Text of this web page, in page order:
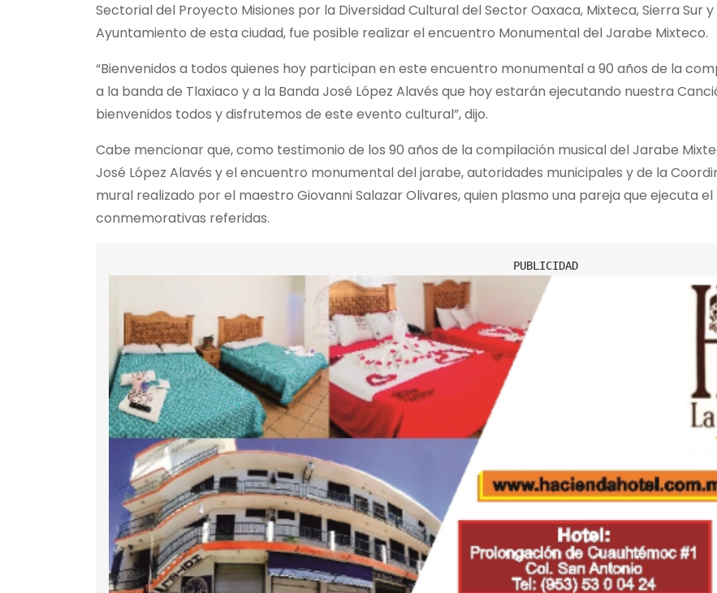
Sectorial del Proyecto Misiones por la Diversidad Cultural del Sector Oaxaca, Mixteca, Sierra Sur
Ayuntamiento de esta ciudad, fue posible realizar el encuentro Monumental del Jarabe Mixteco.
“Bienvenidos a todos quienes hoy participan en este encuentro monumental a 90 años de la
a la banda de Tlaxiaco y a la Banda José López Alavés que hoy estarán ejecutando nuestra
bienvenidos todos y disfrutemos de este evento cultural”, dijo.
Cabe mencionar que, como testimonio de los 90 años de la compilación musical del Jarabe
José López Alavés y el encuentro monumental del jarabe, autoridades municipales y de la
mural realizado por el maestro Giovanni Salazar Olivares, quien plasmo una pareja que ejecuta
conmemorativas referidas.